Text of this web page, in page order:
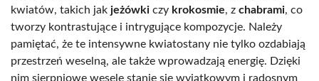
kwiatów, takich jak jeżówki czy krokosmie, z chabrami, co
tworzy kontrastujące i intrygujące kompozycje. Należy
pamiętać, że te intensywne kwiatostany nie tylko ozdabiają
przestrzeń weselną, ale także wprowadzają energię. Dzięki
nim sierpniowe wesele stanie się wyjątkowym i radosnym